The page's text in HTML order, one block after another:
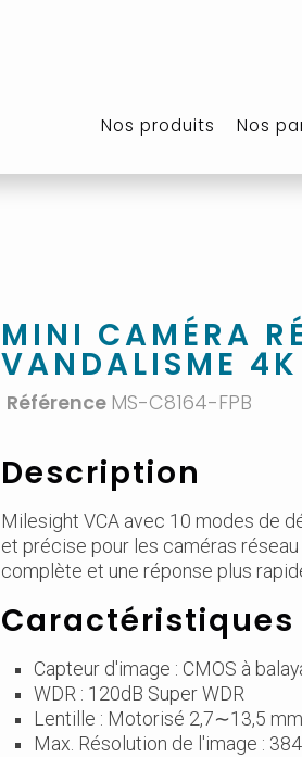
Nos produits Nos
MINI CAMÉRA
VANDALISME
Référence MS-C8164-FPB
Description
Milesight VCA avec 10 modes de
et précise pour les caméras
complète et une réponse plus
Capteur d'image : CMOS à
WDR : 120dB Super WDR
Lentille : Motorisé 2,7∼13,5
Max. Résolution de l'image :